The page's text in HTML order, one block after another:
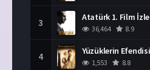
3 Atatürk 1. Film İzle
36,464 8.9
4
1,553 8.8